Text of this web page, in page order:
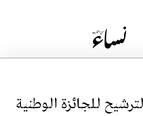
للجائزة الوطنية